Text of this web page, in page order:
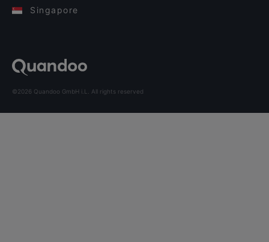
Singapore
©2026 Quandoo GmbH i.L. All rights reserved